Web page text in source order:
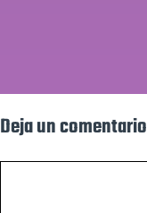
Deja un comentario